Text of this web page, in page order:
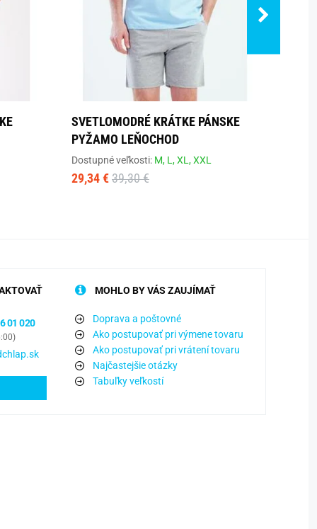
SVETLOMODRÉ KRÁTKE PÁNSKE
PYŽAMO LEŇOCHOD
Dostupné veľkosti: M, L,XL,XXL
29,34 € 39,30 €
01 020
MOHLO BY VÁS ZAUJÍMAŤ
Doprava a poštovné
Ako postupovať pri výmene tovaru
Ako postupovať pri vrátení tovaru
Najčastejšie otázky
Tabuľky veľkostí